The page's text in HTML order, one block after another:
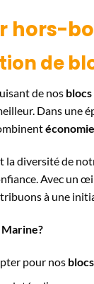
hors-
de
de nos
Dans une
diversité de
Avec un
à une
pour nos